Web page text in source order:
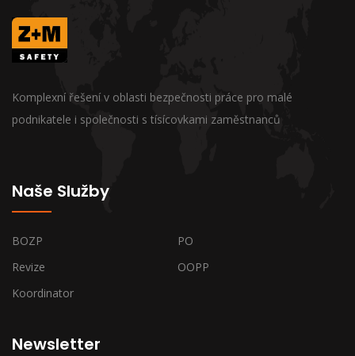
Komplexní řešení v oblasti bezpečnosti práce pro malé
podnikatele i společnosti s tísícovkami zaměstnanců
Naše Služby
BOZP
PO
Revize
OOPP
Koordinator
Newsletter